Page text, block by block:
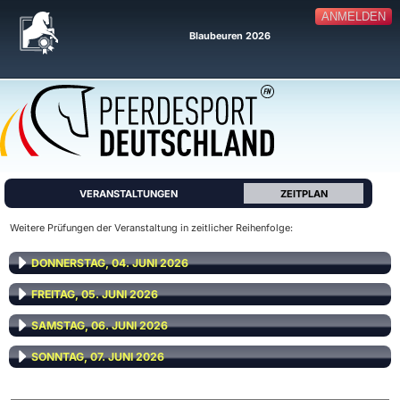
ANMELDEN
Blaubeuren 2026
VERANSTALTUNGEN ZEITPLAN
Weitere Prüfungen der Veranstaltung in zeitlicher Reihenfolge:
DONNERSTAG, 04. JUNI 2026
FREITAG, 05. JUNI 2026
SAMSTAG, 06. JUNI 2026
SONNTAG, 07. JUNI 2026